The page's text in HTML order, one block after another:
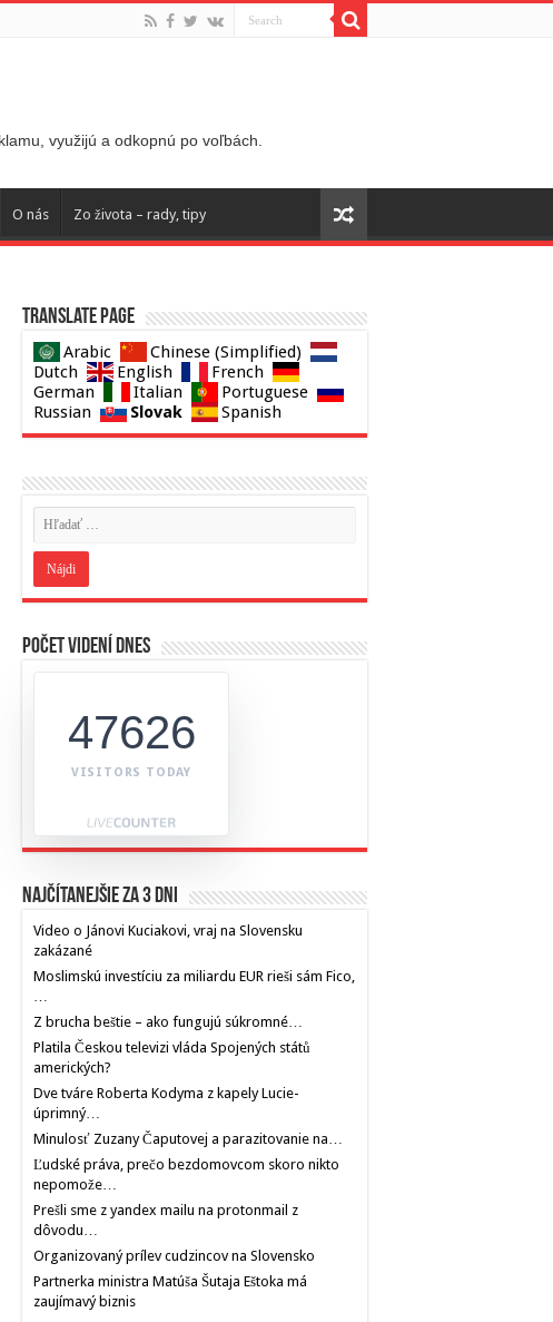
využijú a odkopnú po voľbách.
O nás Zo života – rady, tipy
Translate page
Arabic
Chinese (Simplified)
Dutch
English
French
German
Italian
Portuguese
Russian
Slovak Spanish
Počet videní dnes
47626
VISITORS TODAY
Najčítanejšie za 3 dni
Video o Jánovi Kuciakovi, vraj na Slovensku
zakázané
Moslimskú investíciu za miliardu EUR rieši sám Fico,
…
Z brucha beštie – ako fungujú súkromné…
Platila Českou televizi vláda Spojených států
amerických?
Dve tváre Roberta Kodyma z kapely Lucie-
úprimný…
Minulosť Zuzany Čaputovej a parazitovanie na…
Ľudské práva, prečo bezdomovcom skoro nikto
nepomože…
Prešli sme z yandex mailu na protonmail z
dôvodu…
Organizovaný prílev cudzincov na Slovensko
Partnerka ministra Matúša Šutaja Eštoka má
zaujímavý biznis